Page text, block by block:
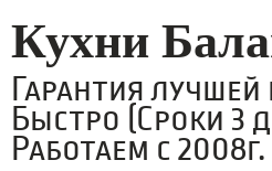
Кухни
Гарантия
Быстро (Сроки 3
Работаем с 2008г.